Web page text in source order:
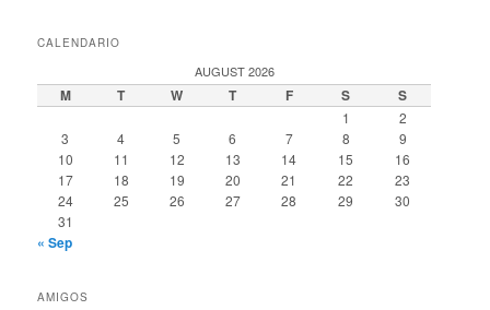
CALENDARIO
AUGUST 2026
M T W T F S S
1
2
3
4 5 6 7 8
9
10
11 12 13 14 15
16
17
18 19 20 21 22
23
24
25 26 27 28 29
30
31
« Sep
AMIGOS